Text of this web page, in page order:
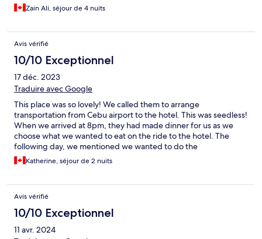
Zain Ali, séjour de 4 nuits
Avis vérifié
10/10 Exceptionnel
17 déc. 2023
Traduire avec Google
This place was so lovely! We called them to arrange
transportation from Cebu airport to the hotel. This was seedless!
When we arrived at 8pm, they had made dinner for us as we
choose what we wanted to eat on the ride to the hotel. The
following day, we mentioned we wanted to do the
canyoneering and they helped arrange a very nice guide. When
we returned, they asked if we would like dinner and of course
transportation back to the Cebu port for us to go Bohol. Very
lovely place!!
Katherine, séjour de 2 nuits
Avis vérifié
10/10 Exceptionnel
11 avr. 2024